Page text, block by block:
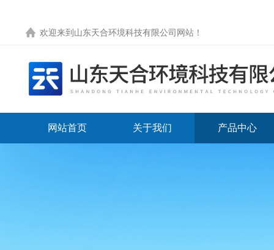
欢迎来到 山东天合环境科技有限公司网站 ！
网站首页 关于我们 产品中心